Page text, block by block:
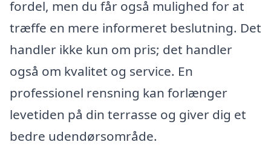
fordel, men du får også mulighed for at
træffe en mere informeret beslutning. Det
handler ikke kun om pris; det handler
også om kvalitet og service. En
professionel rensning kan forlænger
levetiden på din terrasse og giver dig et
bedre udendørsområde.